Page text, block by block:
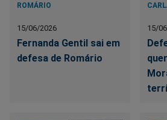
ROMÁRIO
15/06/2026
Fernanda Gentil sai em
defesa de Romário
15/